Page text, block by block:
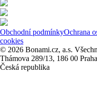
Obchodní podmínkyOchrana
cookies
© 2026 Bonami.cz, a.s.
Thámova 289/13, 186 00 Praha
Česká republika